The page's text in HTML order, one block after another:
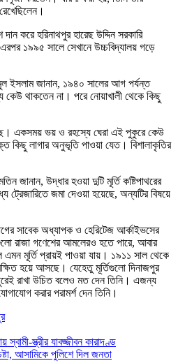
করে হরিনাথপুর হারেছ উদ্দিন সরকারি
১৯৯৫ সালে সেখানে উচ্চবিদ্যালয় গড়ে
ইসলাম জানান, ১৯৪০ সালের আগ পর্যন্ত
কেউ থাকতেন না। পরে নোয়াখালী থেকে কিছু
একসময় ভয় ও রহস্যে ঘেরা এই পুকুরে কেউ
কিছু লাগার অনুভূতি পাওয়া যেত। বিশালাকৃতির
জানান, উদ্ধার হওয়া দুটি মূর্তি কষ্টিপাথরের
ট্রেজারিতে জমা দেওয়া হয়েছে, অন্যটির বিষয়ে
সাবেক অধ্যাপক ও হেরিটেজ আর্কাইভসের
রাজা গণেশের আমলেরও হতে পারে, আবার
এমন মূর্তি প্রায়ই পাওয়া যায়। ১৯১১ সাল থেকে
হয়ে আসছে। যেহেতু মূর্তিগুলো দিনাজপুর
রাখা উচিত বলেও মত দেন তিনি। এজন্য
করার পরামর্শ দেন তিনি।
স্বামী-স্ত্রীর যাবজ্জীবন কারাদণ্ড
আসামিকে পুলিশে দিল জনতা